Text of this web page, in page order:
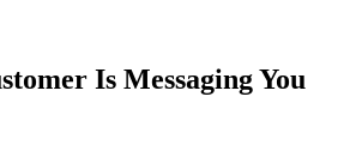
Is Messaging You